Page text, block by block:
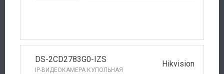
DS-2CD2783G0-IZS
IP-ВИДЕОКАМЕРА КУПОЛЬНАЯ
Hikvision